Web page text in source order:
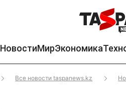
НовостиМирЭкономика
Все новости taspanews.kz